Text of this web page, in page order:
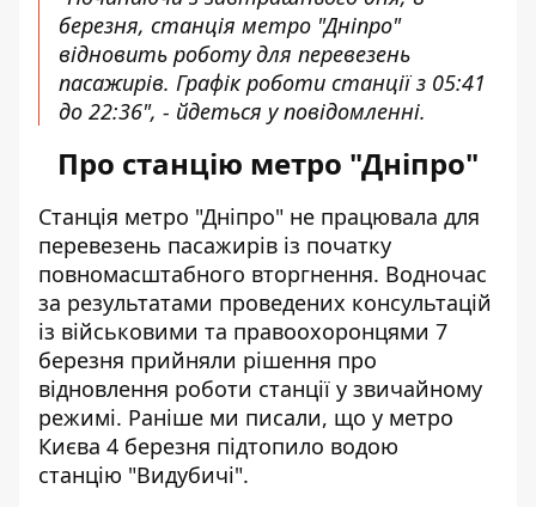
березня, станція метро "Дніпро"
відновить роботу для перевезень
пасажирів. Графік роботи станції з 05:41
до 22:36", - йдеться у повідомленні.
Про станцію метро "Дніпро"
Станція метро "Дніпро" не працювала для
перевезень пасажирів із початку
повномасштабного вторгнення. Водночас
за результатами проведених консультацій
із військовими та правоохоронцями 7
березня прийняли рішення про
відновлення роботи станції у звичайному
режимі. Раніше ми писали, що у метро
Києва 4 березня підтопило водою
станцію "Видубичі".